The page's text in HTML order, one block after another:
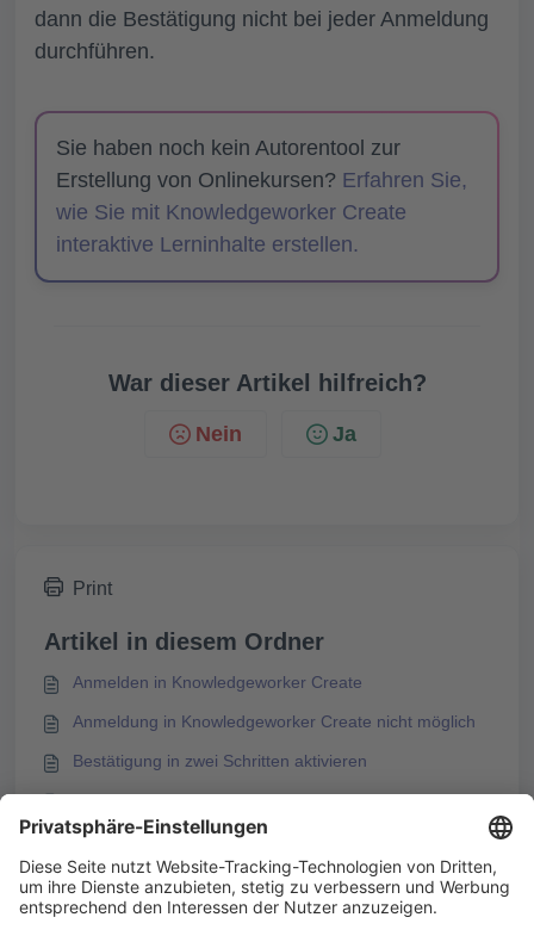
dann die Bestätigung nicht bei jeder Anmeldung
durchführen.
Sie haben noch kein Autorentool zur
Erstellung von Onlinekursen? Erfahren Sie,
wie Sie mit Knowledgeworker Create
interaktive Lerninhalte erstellen.
War dieser Artikel hilfreich?
Nein Ja
Print
Artikel in diesem Ordner
Anmelden in Knowledgeworker Create
Anmeldung in Knowledgeworker Create nicht möglich
Bestätigung in zwei Schritten aktivieren
Bestätigung in zwei Schritten deaktivieren
Bestätigung in zwei Schritten deaktivieren